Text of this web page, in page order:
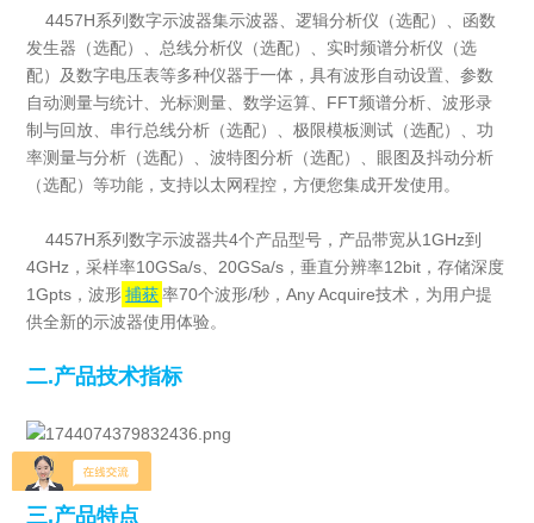
4457H系列数字示波器集示波器、逻辑分析仪（选配）、函数
发生器（选配）、总线分析仪（选配）、实时频谱分析仪（选
配）及数字电压表等多种仪器于一体，具有波形自动设置、参数
自动测量与统计、光标测量、数学运算、FFT频谱分析、波形录
制与回放、串行总线分析（选配）、极限模板测试（选配）、功
率测量与分析（选配）、波特图分析（选配）、眼图及抖动分析
（选配）等功能，支持以太网程控，方便您集成开发使用。
4457H系列数字示波器共4个产品型号，产品带宽从1GHz到
4GHz，采样率10GSa/s、20GSa/s，垂直分辨率12bit，存储深度
1Gpts，波形 捕获率70个波形/秒，Any Acquire技术，为用户提
供全新的示波器使用体验。
二.产品技术指标
三.产品特点